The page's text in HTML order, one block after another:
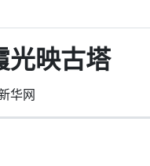
光映古塔
华网